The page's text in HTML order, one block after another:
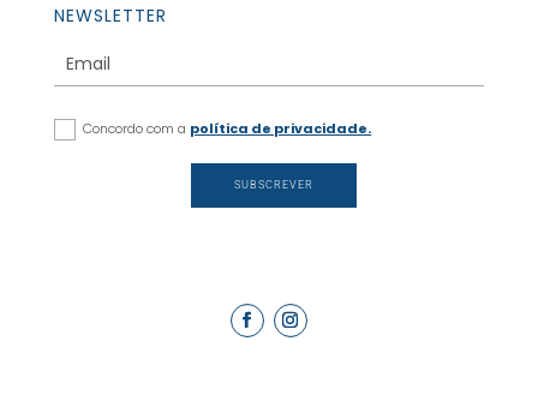
NEWSLETTER
Concordo com a política de privacidade.
SUBSCREVER